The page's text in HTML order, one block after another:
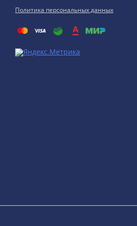
Политика персональных данных